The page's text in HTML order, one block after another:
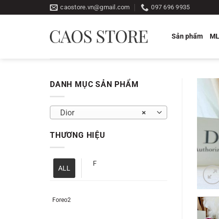
qua
caostore.vn@gmail.com 097 696 9935
Sản phẩm
DANH MỤC SẢN PHẨM
×
Dior
THƯƠNG HIỆU
ALL
F
Foreo2